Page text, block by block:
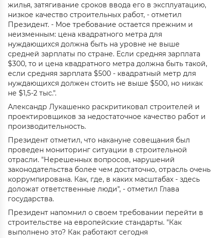
жилья, затягивание сроков ввода его в эксплуатацию,
низкое качество строительных работ, - отметил
Президент. - Мое требование остается прежним и
неизменным: цена квадратного метра для
нуждающихся должна быть на уровне не выше
средней зарплаты по стране. Если средняя зарплата
$300, то и цена квадратного метра должна быть такой,
если средняя зарплата $500 - квадратный метр для
нуждающихся должен стоить не выше $500, но никак
не $1,5-2 тыс.".
Александр Лукашенко раскритиковал строителей и
проектировщиков за недостаточное качество работ и
производительность.
Президент отметил, что накануне совещания был
проведен мониторинг ситуации в строительной
отрасли. "Нерешенных вопросов, нарушений
законодательства более чем достаточно, отрасль очень
коррумпирована. Как, где, в каких масштабах - здесь
доложат ответственные люди", - отметил Глава
государства.
Президент напомнил о своем требовании перейти в
строительстве на европейские стандарты. "Как
выполнено это? Как работают сегодня